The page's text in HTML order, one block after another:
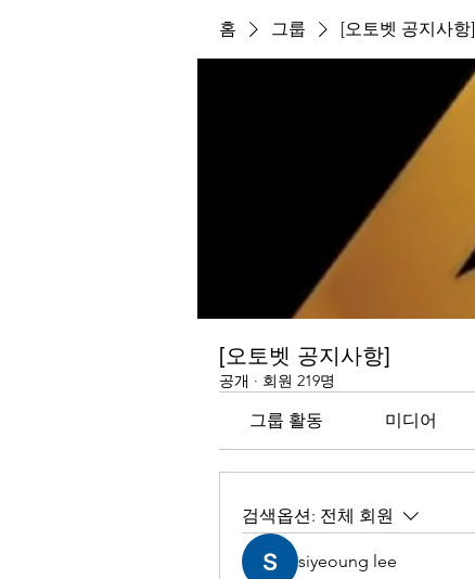
홈 그룹 [오토벳 공지사항]
[오토벳 공지사항]
공개 · 회원 219명
그룹 활동 미디어
검색옵션: 전체 회원
siyeoung lee